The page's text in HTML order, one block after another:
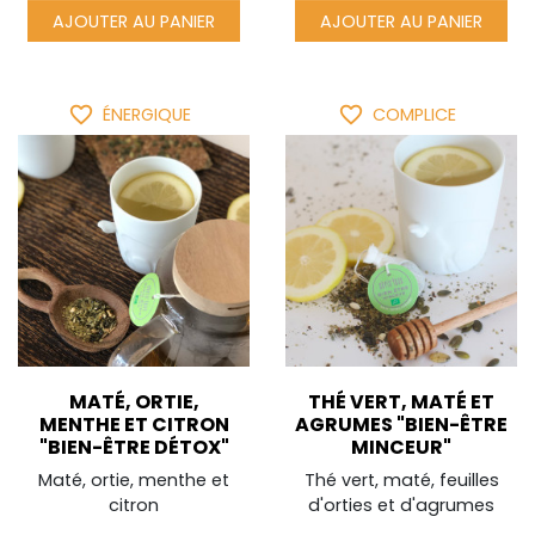
AJOUTER AU PANIER AJOUTER AU PANIER
favorite_border ÉNERGIQUE
MATÉ, ORTIE,
MENTHE ET CITRON
"BIEN-ÊTRE DÉTOX"
Maté, ortie, menthe et
citron
favorite_border COMPLICE
THÉ VERT, MATÉ ET
AGRUMES "BIEN-ÊTRE
MINCEUR"
Thé vert, maté, feuilles
d'orties et d'agrumes